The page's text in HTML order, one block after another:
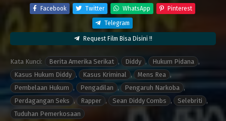
Facebook Twitter WhatsApp Pinterest
Telegram
Request Film Bisa Disini !!
Kata Kunci: Berita Amerika Serikat , Diddy , Hukum Pidana
,
Kasus Hukum Diddy , Kasus Kriminal , Mens Rea ,
Pembelaan Hukum
, Pengadilan , Pengaruh Narkoba
,
Perdagangan Seks , Rapper , Sean Diddy Combs , Selebriti
,
Tuduhan Pemerkosaan